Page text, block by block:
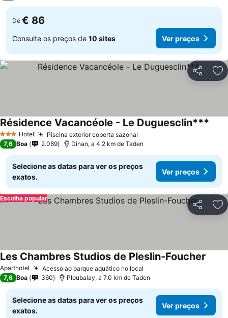
De € 86
Consulte os preços de 10 sites Ver preços
Partilhar
3 EstrelasHotel Piscina exterior coberta sazonal
Résidence Vacancéole - Le Duguesclin***
7,6 Boa 2.089 Dinan, a 4.2 km de Taden
Selecione as datas para ver os preços
exatos.
Ver preços
Partilhar
Escolha popular
Aparthotel Acesso ao parque aquático no local
Les Chambres Studios de Pleslin-Foucher
7,6 Boa 360 Ploubalay, a 7.0 km de Taden
Selecione as datas para ver os preços
exatos.
Ver preços